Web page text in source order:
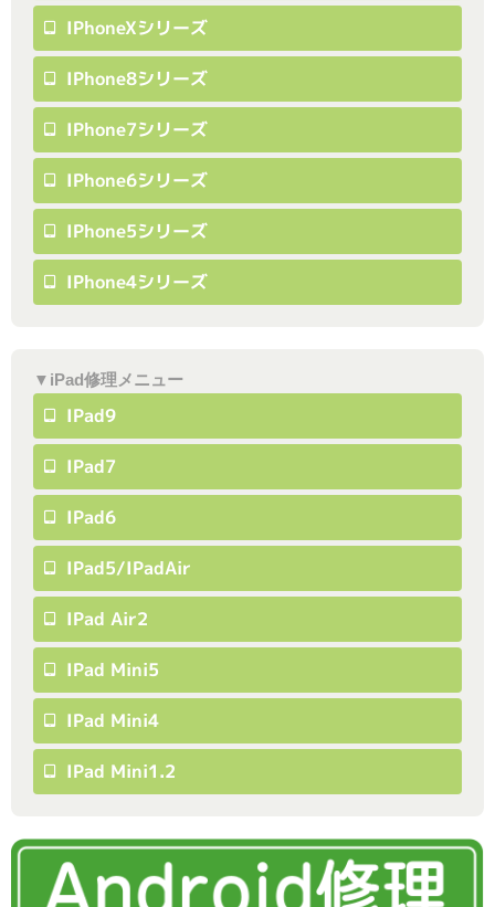
IPhoneXシリーズ
IPhone8シリーズ
IPhone7シリーズ
IPhone6シリーズ
IPhone5シリーズ
IPhone4シリーズ
▼iPad修理メニュー
IPad9
IPad7
IPad6
IPad5/iPadAir
IPad Air2
IPad Mini5
IPad Mini4
IPad Mini1.2